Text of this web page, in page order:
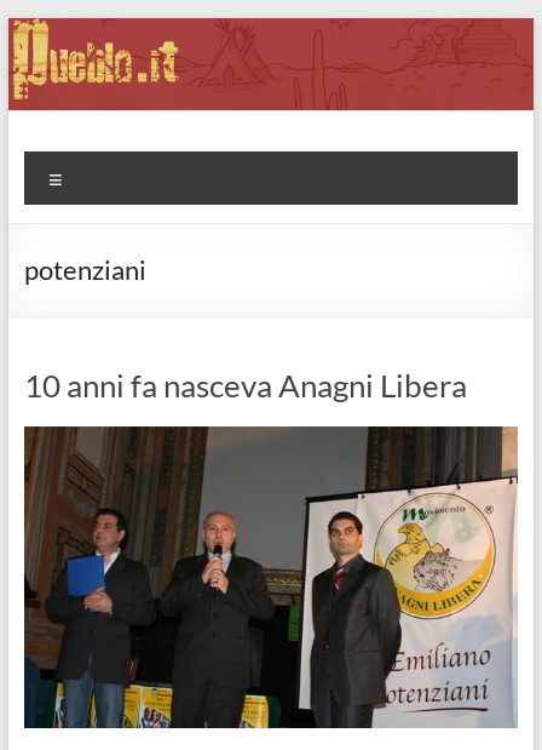
Salta
al
contenuto
Pueblo.it
Fabio Forte, ovvero: il richiamo della Foresta
potenziani
10 anni fa nasceva Anagni Libera